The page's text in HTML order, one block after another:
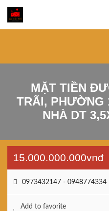
MẶT TIỀN
TRÃI, PHƯỜNG
NHÀ DT
15.000.000.000vnđ
0973432147 - 0948774334
Add to favorite